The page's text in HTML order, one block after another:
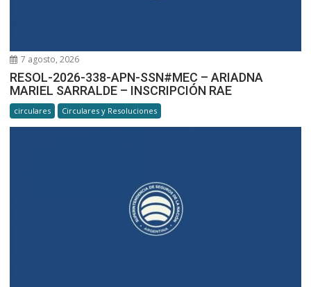
7 agosto, 2026
RESOL-2026-338-APN-SSN#MEC – ARIADNA
MARIEL SARRALDE – INSCRIPCIÓN RAE
circulares Circulares y Resoluciones